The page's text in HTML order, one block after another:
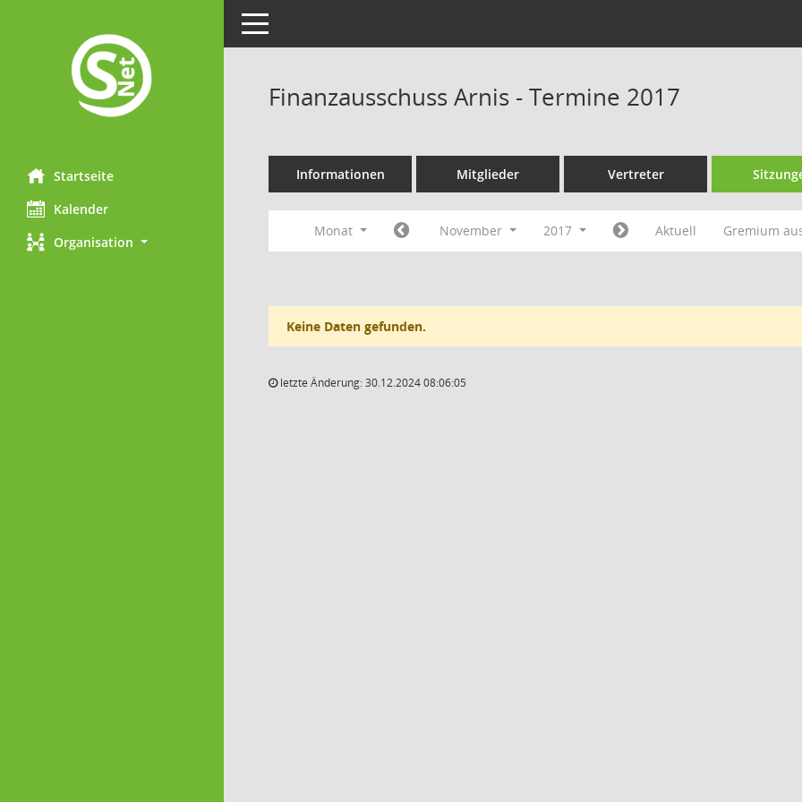
Startseite
Kalender
Organisation
Toggle navigation
Finanzausschuss Arnis - Termine 2017
Informationen Mitglieder Vertreter
Monat November 2017 Aktuell Gremium
Keine Daten gefunden.
letzte Änderung: 30.12.2024 08:06:05